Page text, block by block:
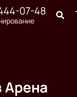
07-48
Арена